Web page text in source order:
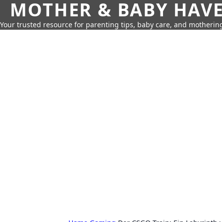
MOTHER & BABY
Your trusted resource for parenting tips, baby care, and